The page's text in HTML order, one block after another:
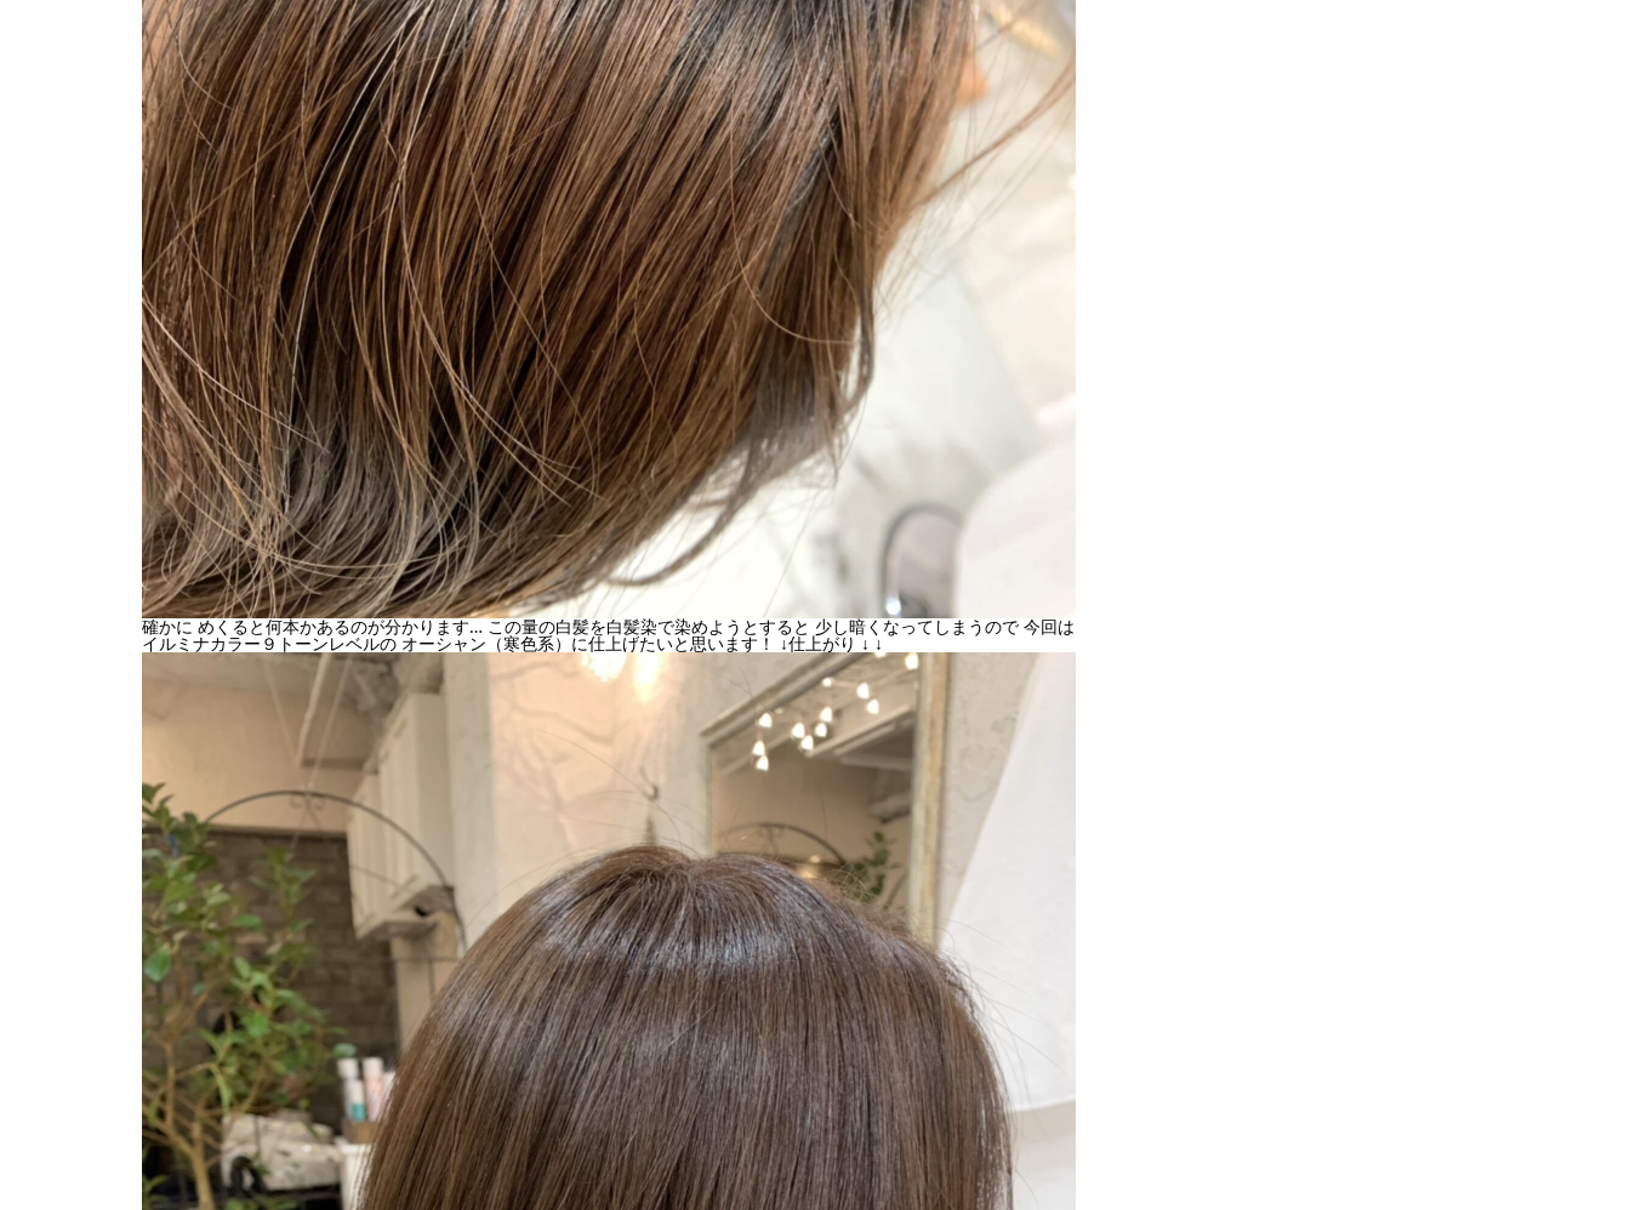
確かに めくると何本かあるのが分かります… この量の白髪を白髪染で染めようとすると 少し暗くなってしまうので 今回は
イルミナカラー９トーンレベルの オーシャン（寒色系）に仕上げたいと思います！ ↓仕上がり ↓ ↓